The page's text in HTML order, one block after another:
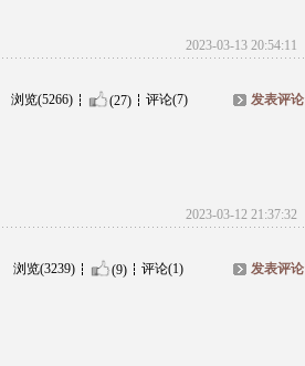
2023-03-13 20:54:11
浏览(5266) (27) 评论(7) 发表评论
2023-03-12 21:37:32
浏览(3239) (9) 评论(1) 发表评论